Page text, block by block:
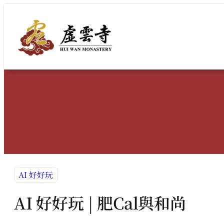
AI 好好玩
AI 好好玩 | 肥Cal與和尚